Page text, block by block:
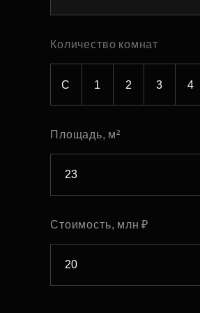
Рефинансирование
Количество комнат
С 1 2 3 4
Площадь, м²
Стоимость, млн ₽